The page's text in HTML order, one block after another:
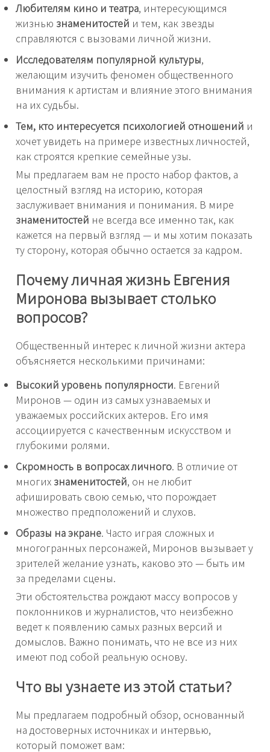
Любителям кино и театра, интересующимся
жизнью знаменитостей и тем, как звезды
справляются с вызовами личной жизни.
Исследователям популярной культуры,
желающим изучить феномен общественного
внимания к артистам и влияние этого внимания
на их судьбы.
Тем, кто интересуется психологией отношений и
хочет увидеть на примере известных личностей,
как строятся крепкие семейные узы.
Мы предлагаем вам не просто набор фактов, а
целостный взгляд на историю, которая
заслуживает внимания и понимания. В мире
знаменитостей не всегда все именно так, как
кажется на первый взгляд — и мы хотим показать
ту сторону, которая обычно остается за кадром.
Почему личная жизнь Евгения
Миронова вызывает столько
вопросов?
Общественный интерес к личной жизни актера
объясняется несколькими причинами:
Высокий уровень популярности. Евгений
Миронов — один из самых узнаваемых и
уважаемых российских актеров. Его имя
ассоциируется с качественным искусством и
глубокими ролями.
Скромность в вопросах личного. В отличие от
многих знаменитостей, он не любит
афишировать свою семью, что порождает
множество предположений и слухов.
Образы на экране. Часто играя сложных и
многогранных персонажей, Миронов вызывает у
зрителей желание узнать, каково это — быть им
за пределами сцены.
Эти обстоятельства рождают массу вопросов у
поклонников и журналистов, что неизбежно
ведет к появлению самых разных версий и
домыслов. Важно понимать, что не все из них
имеют под собой реальную основу.
Что вы узнаете из этой статьи?
Мы предлагаем подробный обзор, основанный
на достоверных источниках и интервью,
который поможет вам: